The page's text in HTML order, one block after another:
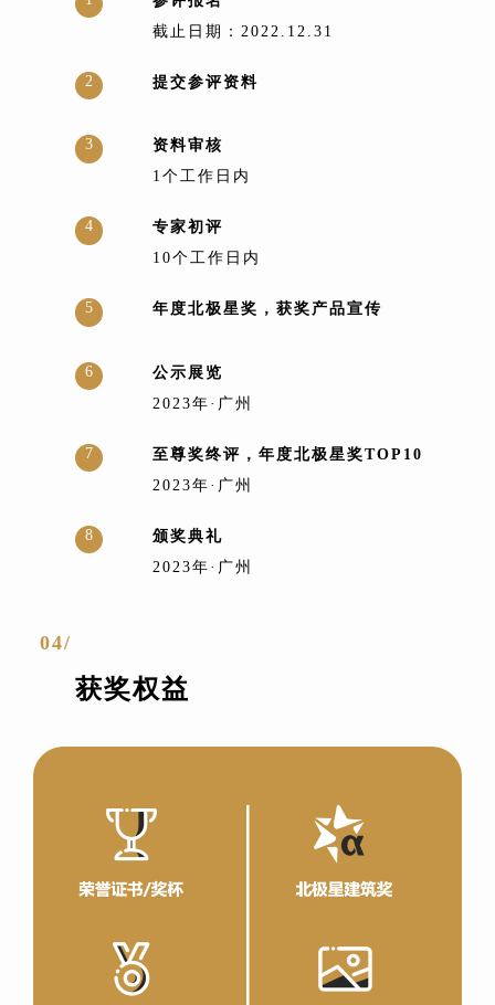
截止日期：2022.12.31
2 提交参评资料
3
资料审核
1个工作日内
4
专家初评
10个工作日内
5 年度北极星奖，获奖产品宣传
6
公示展览
2023年·广州
7
至尊奖终评，年度北极星奖TOP10
2023年·广州
8
颁奖典礼
2023年·广州
04/
获奖权益